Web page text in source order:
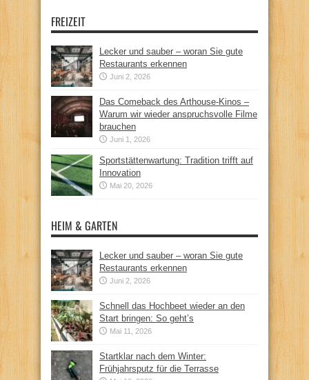
FREIZEIT
Lecker und sauber – woran Sie gute
Restaurants erkennen
Juni 2, 2026
Das Comeback des Arthouse-Kinos –
Warum wir wieder anspruchsvolle Filme
brauchen
Juni 1, 2026
Sportstättenwartung: Tradition trifft auf
Innovation
Mai 20, 2026
HEIM & GARTEN
Lecker und sauber – woran Sie gute
Restaurants erkennen
Juni 2, 2026
Schnell das Hochbeet wieder an den
Start bringen: So geht’s
Mai 11, 2026
Startklar nach dem Winter:
Frühjahrsputz für die Terrasse